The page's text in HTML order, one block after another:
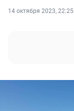
14 октября 2023, 22:25